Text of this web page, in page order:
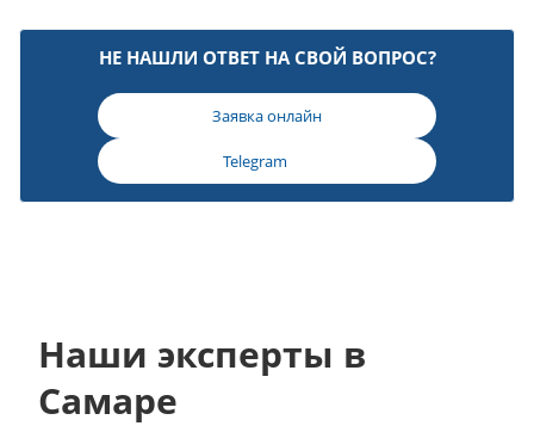
НЕ НАШЛИ ОТВЕТ НА СВОЙ ВОПРОС?
Заявка онлайн
Telegram
Наши эксперты в
Самаре